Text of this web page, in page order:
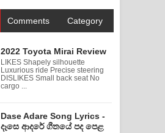
Comments Category
2022 Toyota Mirai Review
LIKES Shapely silhouette
Luxurious ride Precise steering
DISLIKES Small back seat No
cargo ...
Dase Adare Song Lyrics -
දෑසෙ ආදරේ ගීතයේ පද පෙළ